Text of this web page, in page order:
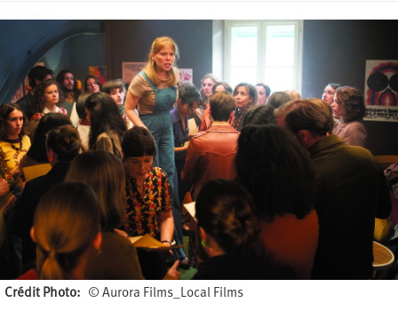
Crédit Photo © Aurora Films_Local Films